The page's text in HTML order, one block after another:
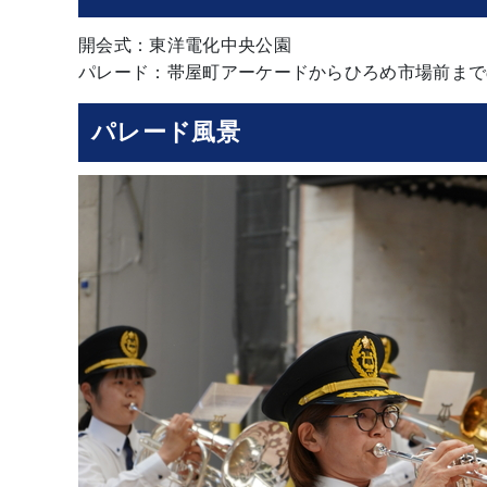
開会式：東洋電化中央公園
パレード：帯屋町アーケードからひろめ市場前ま
パレード風景